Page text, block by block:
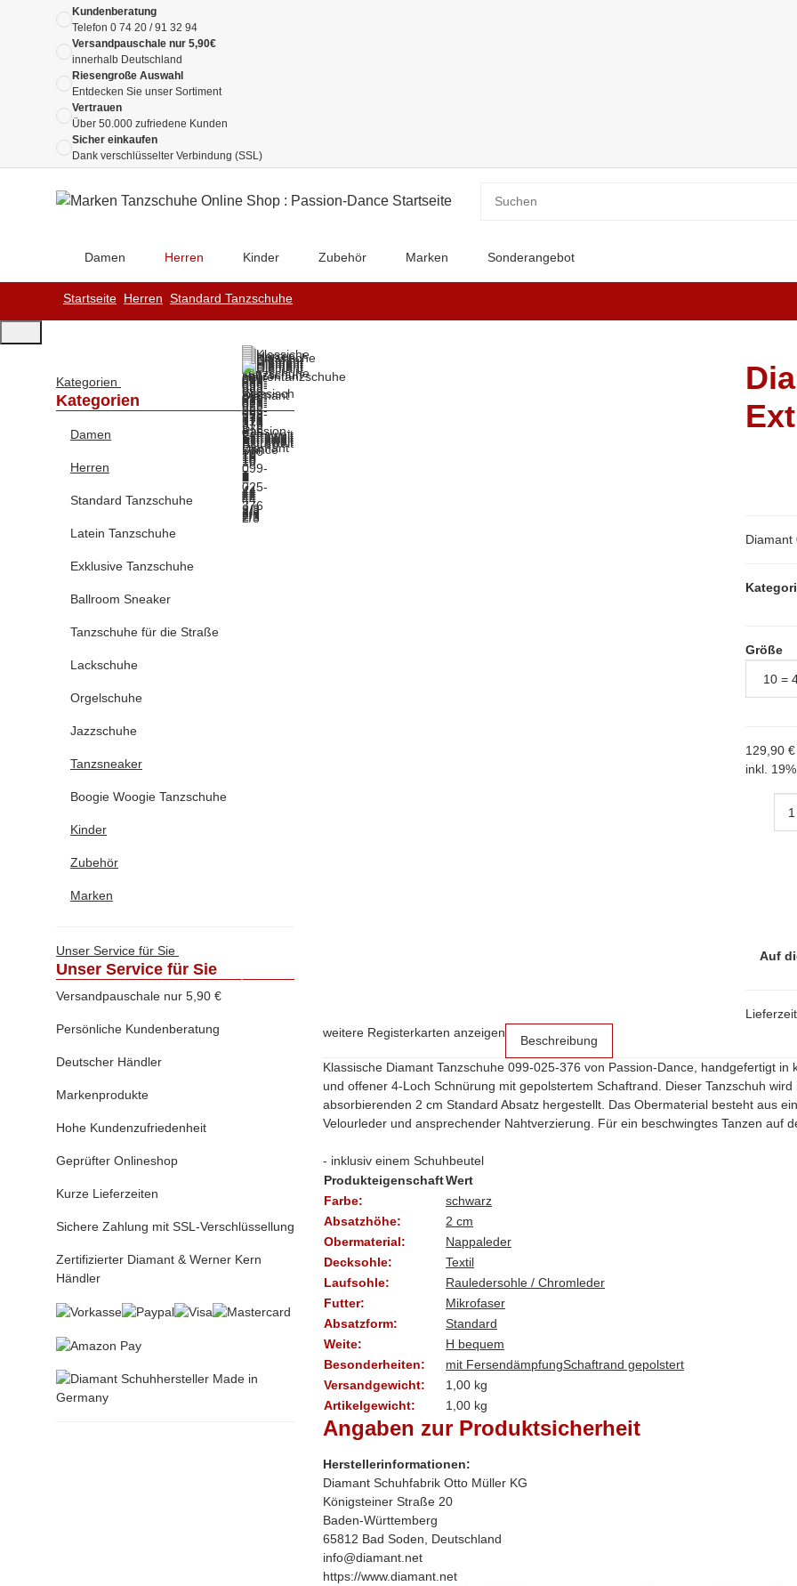
Kundenberatung
Telefon 0 74 20 / 91 32 94
Versandpauschale nur 5,90€
innerhalb Deutschland
Riesengroße Auswahl
Entdecken Sie unser Sortiment
Vertrauen
Über 50.000 zufriedene Kunden
Sicher einkaufen
Dank verschlüsselter Verbindung (SSL)
Damen Herren Kinder Zubehör Marken Sonderangebot
Startseite Herren Standard Tanzschuhe
Diamant
Größe
129,90 €
inkl.
Auf
weitere Registerkarten anzeigen
Beschreibung
Klassische Diamant Tanzschuhe 099-025-376 von Passion-Dance, handgefertigt
und offener 4-Loch Schnürung mit gepolstertem Schaftrand. Dieser Tanzschuh
absorbierenden 2 cm Standard Absatz hergestellt. Das Obermaterial besteht aus
Velourleder und ansprechender Nahtverzierung. Für ein beschwingtes Tanzen auf
- inklusiv einem Schuhbeutel
ProdukteigenschaftWert
Farbe:
schwarz
Absatzhöhe:
2 cm
Obermaterial:
Nappaleder
Decksohle:
Textil
Laufsohle:
Rauledersohle / Chromleder
Futter:
Mikrofaser
Absatzform:
Standard
Weite:
H bequem
Besonderheiten:
mit FersendämpfungSchaftrand gepolstert
Versandgewicht:
1,00 kg
Artikelgewicht:
1,00 kg
Angaben zur Produktsicherheit
Herstellerinformationen:
Diamant Schuhfabrik Otto Müller KG
Königsteiner Straße 20
Baden-Württemberg
65812 Bad Soden, Deutschland
info@diamant.net
https://www.diamant.net
Kategorien
Kategorien
Damen
Herren
Standard Tanzschuhe
Latein Tanzschuhe
Exklusive Tanzschuhe
Ballroom Sneaker
Tanzschuhe für die Straße
Lackschuhe
Orgelschuhe
Jazzschuhe
Tanzsneaker
Boogie Woogie Tanzschuhe
Kinder
Zubehör
Marken
Unser Service für Sie
Unser Service für Sie
Versandpauschale nur 5,90 €
Persönliche Kundenberatung
Deutscher Händler
Markenprodukte
Hohe Kundenzufriedenheit
Geprüfter Onlineshop
Kurze Lieferzeiten
Sichere Zahlung mit SSL-Verschlüssellung
Zertifizierter Diamant & Werner Kern
Händler